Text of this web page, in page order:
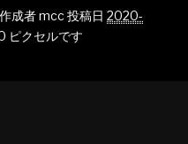
作成者mcc投稿日 2020-
ピクセルです